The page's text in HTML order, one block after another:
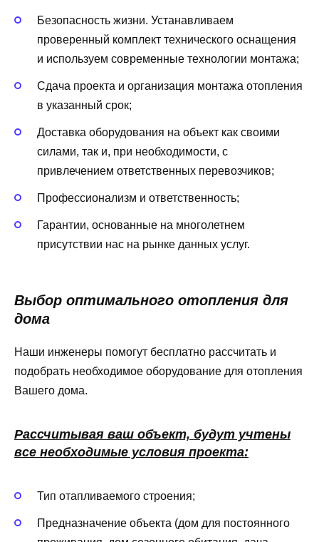
Безопасность жизни. Устанавливаем
проверенный комплект технического оснащения
и используем современные технологии монтажа;
Сдача проекта и организация монтажа отопления
в указанный срок;
Доставка оборудования на объект как своими
силами, так и, при необходимости, с
привлечением ответственных перевозчиков;
Профессионализм и ответственность;
Гарантии, основанные на многолетнем
присутствии нас на рынке данных услуг.
Выбор оптимального отопления для
дома
Наши инженеры помогут бесплатно рассчитать и
подобрать необходимое оборудование для отопления
Вашего дома.
Рассчитывая ваш объект, будут учтены
все необходимые условия проекта:
Тип отапливаемого строения;
Предназначение объекта (дом для постоянного